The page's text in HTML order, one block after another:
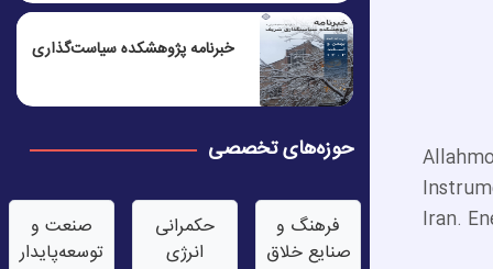
Iran.
خبرنامه پژوهشکده سیاست‌گذاری
حوزه‌های تخصصی
فرهنگ و
صنایع خلاق
حکمرانی
انرژی
صنعت‌ و
توسعه‌پایدار